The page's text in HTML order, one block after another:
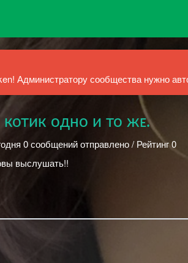
Администратору сообщества нужно
котик одно и то жᴇ.
0 сообщений отправлено / Рейтинг 0
выслушать!!